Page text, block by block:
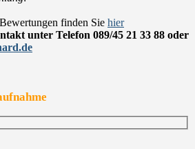
finden Sie hier
unter Telefon 089/45 21 33 88 oder